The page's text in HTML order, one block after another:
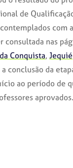
de
com
consultada nas
Conquista, Jequié
conclusão da
ao período de
aprovados.